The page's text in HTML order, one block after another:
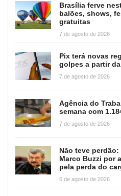
Brasília ferve
balões, shows,
gratuitas
7 de agosto de 2026
Pix terá novas
golpes a partir
7 de agosto de 2026
Agência do
semana com
7 de agosto de 2026
Não teve
Marco Buzzi por
pela perda do
6 de agosto de 2026